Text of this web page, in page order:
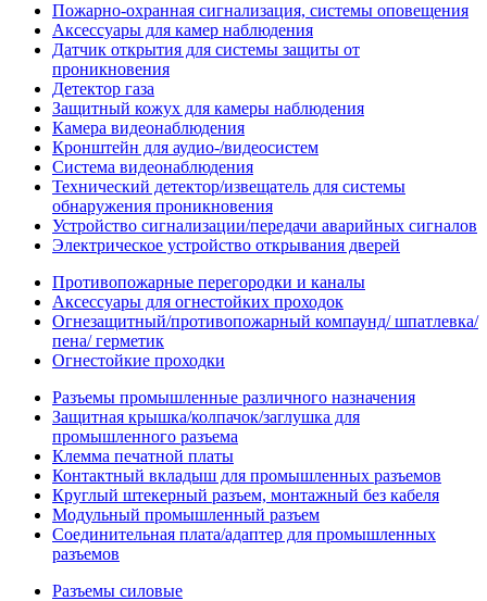
Пожарно-охранная сигнализация, системы оповещения
Аксессуары для камер наблюдения
Датчик открытия для системы защиты от
проникновения
Детектор газа
Защитный кожух для камеры наблюдения
Камера видеонаблюдения
Кронштейн для аудио-/видеосистем
Система видеонаблюдения
Технический детектор/извещатель для системы
обнаружения проникновения
Устройство сигнализации/передачи аварийных сигналов
Электрическое устройство открывания дверей
Противопожарные перегородки и каналы
Аксессуары для огнестойких проходок
Огнезащитный/противопожарный компаунд/ шпатлевка/
пена/ герметик
Огнестойкие проходки
Разъемы промышленные различного назначения
Защитная крышка/колпачок/заглушка для
промышленного разъема
Клемма печатной платы
Контактный вкладыш для промышленных разъемов
Круглый штекерный разъем, монтажный без кабеля
Модульный промышленный разъем
Соединительная плата/адаптер для промышленных
разъемов
Разъемы силовые